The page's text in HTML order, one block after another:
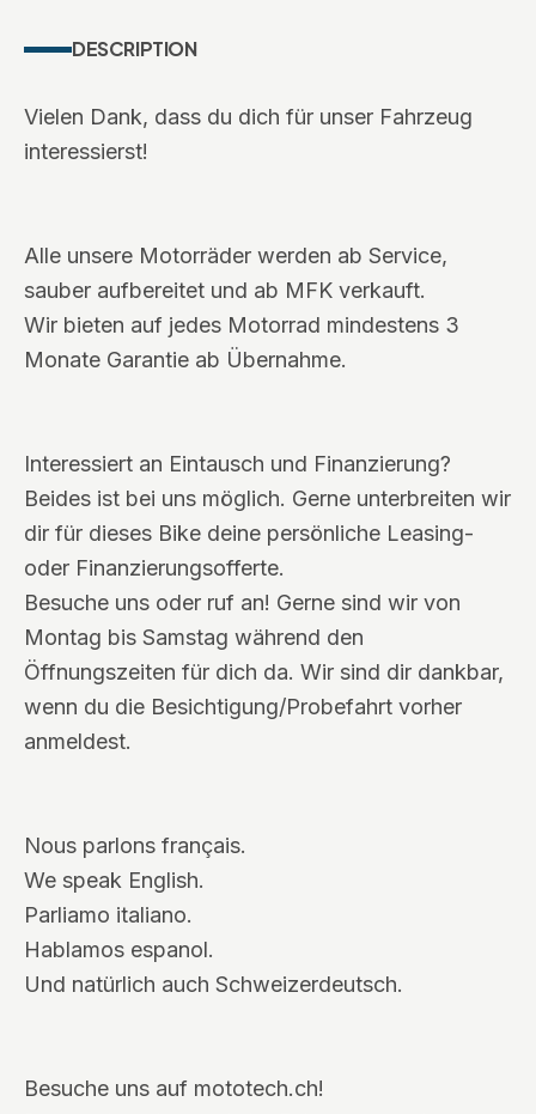
DESCRIPTION
Vielen Dank, dass du dich für unser Fahrzeug
interessierst!
Alle unsere Motorräder werden ab Service,
sauber aufbereitet und ab MFK verkauft.
Wir bieten auf jedes Motorrad mindestens 3
Monate Garantie ab Übernahme.
Interessiert an Eintausch und Finanzierung?
Beides ist bei uns möglich. Gerne unterbreiten wir
dir für dieses Bike deine persönliche Leasing-
oder Finanzierungsofferte.
Besuche uns oder ruf an! Gerne sind wir von
Montag bis Samstag während den
Öffnungszeiten für dich da. Wir sind dir dankbar,
wenn du die Besichtigung/Probefahrt vorher
anmeldest.
Nous parlons français.
We speak English.
Parliamo italiano.
Hablamos espanol.
Und natürlich auch Schweizerdeutsch.
Besuche uns auf mototech.ch!